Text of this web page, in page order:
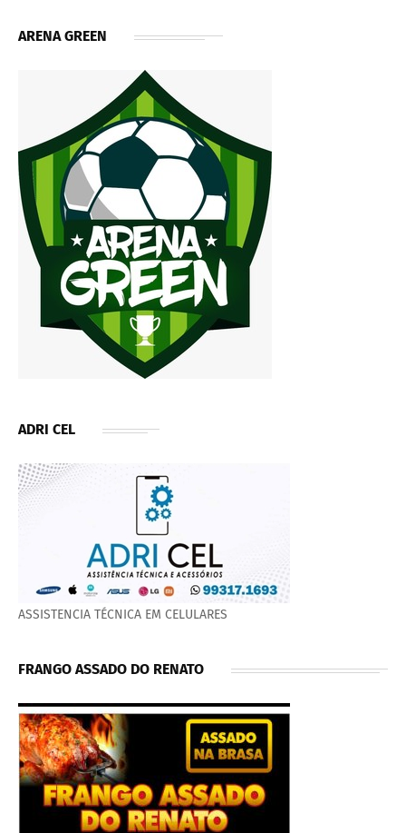
ARENA GREEN
ADRI CEL
ASSISTENCIA TÉCNICA EM CELULARES
FRANGO ASSADO DO RENATO